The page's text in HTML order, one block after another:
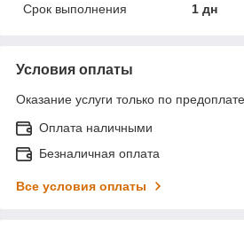
Срок выполнения
1 дн
Условия оплаты
Оказание услуги только по предоплате.
Оплата наличными
Безналичная оплата
Все условия оплаты